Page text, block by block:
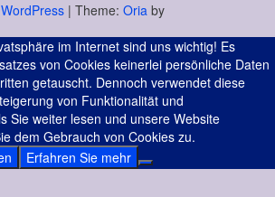
| Theme: Oria by
im Internet sind uns wichtig! Es
von Cookies keinerlei persönliche Daten
getauscht. Dennoch verwendet diese
von Funktionalität und
Sie weiter lesen und unsere Website
dem Gebrauch von Cookies zu.
Erfahren Sie mehr